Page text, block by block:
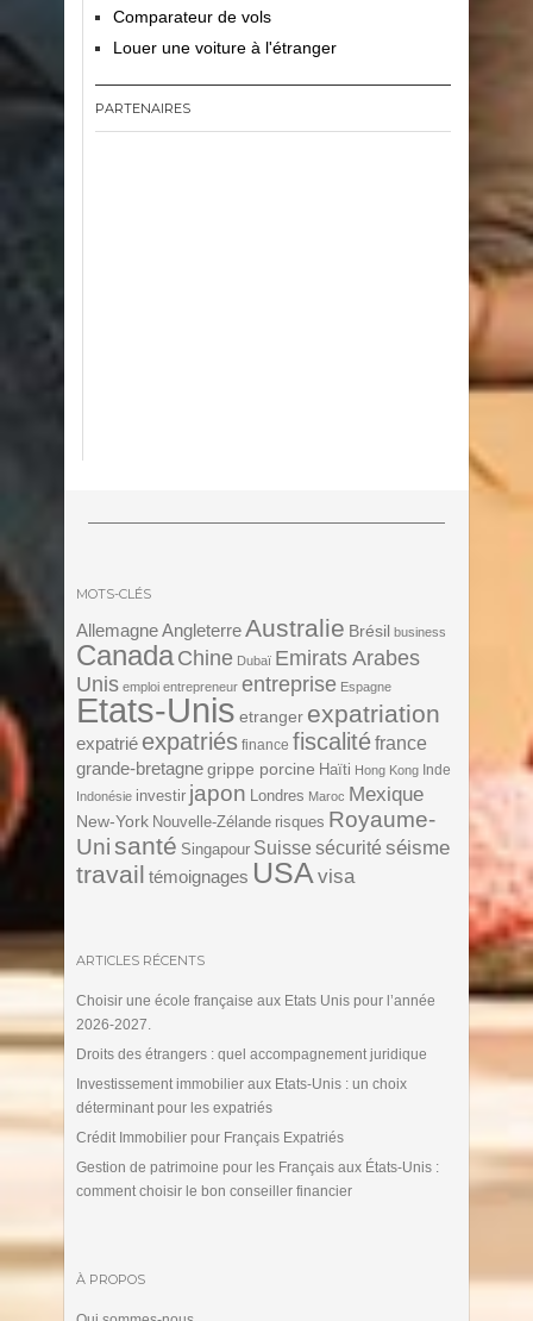
Comparateur de vols
Louer une voiture à l'étranger
PARTENAIRES
MOTS-CLÉS
Allemagne AngleterreAustralie Brésil business
Canada Chine Dubaï Emirats Arabes
Unis emploi entrepreneur entreprise Espagne
Etats-Unis etranger expatriation
expatrié expatriés finance fiscalitéfrance
grande-bretagne grippe porcine Haïti Hong Kong Inde
Indonésie investir japon Londres Maroc Mexique
New-York Nouvelle-Zélande risques Royaume-
Unisanté Singapour Suisse sécurité séisme
travail témoignages USA visa
ARTICLES RÉCENTS
Choisir une école française aux Etats Unis pour l’année
2026-2027.
Droits des étrangers : quel accompagnement juridique
Investissement immobilier aux Etats-Unis : un choix
déterminant pour les expatriés
Crédit Immobilier pour Français Expatriés
Gestion de patrimoine pour les Français aux États-Unis :
comment choisir le bon conseiller financier
À PROPOS